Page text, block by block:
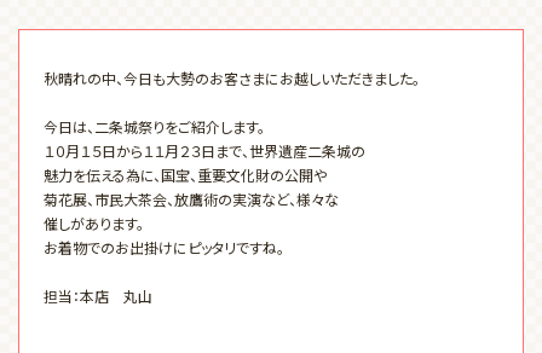
秋晴れの中、今日も大勢のお客さまにお越しいただきました。
今日は、二条城祭りをご紹介します。
１０月１５日から１１月２３日まで、世界遺産二条城の
魅力を伝える為に、国宝、重要文化財の公開や
菊花展、市民大茶会、放鷹術の実演など、様々な
催しがあります。
お着物でのお出掛けにピッタリですね。
担当：本店 丸山